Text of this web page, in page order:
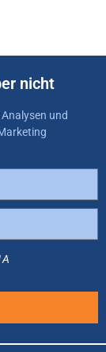
nicht
und